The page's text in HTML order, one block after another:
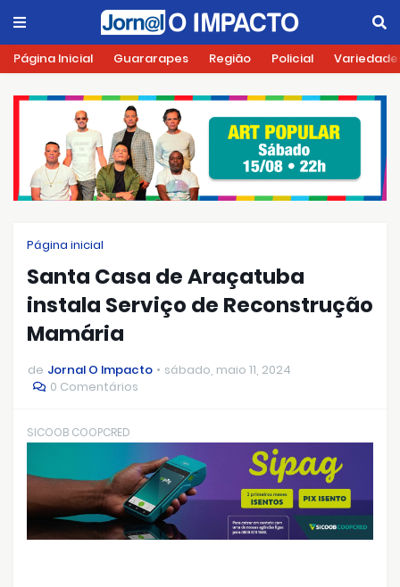
Página Inicial Guararapes Região Policial
Página inicial
Santa Casa de Araçatuba
instala Serviço de Reconstrução
Mamária
de Jornal O Impacto
sábado, maio 11, 2024
0 Comentários
SICOOB COOPCRED